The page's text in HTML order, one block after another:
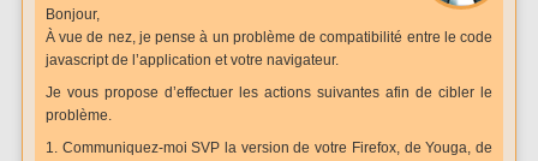
Bonjour,
À vue de nez, je pense à un problème de compatibilité entre le code
javascript de l’application et votre navigateur.
Je vous propose d’effectuer les actions suivantes afin de cibler le
problème.
1. Communiquez-moi SVP la version de votre Firefox, de Youga, de